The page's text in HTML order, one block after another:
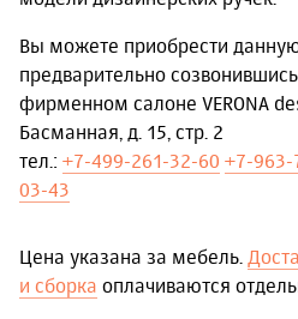
Вы можете приобрести
предварительно
фирменном салоне VERONA
Басманная, д. 15, стр. 2
тел.: +7-499-261-32-60 +7-963-
03-43
Цена указана за мебель.
и сборка оплачиваются